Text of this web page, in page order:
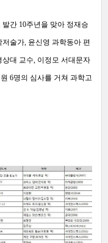
간 10주년을 맞아 정재승
술가, 윤신영 과학동아 편
대 교수, 이정모 서대문자
6명의 심사를 거쳐 과학고